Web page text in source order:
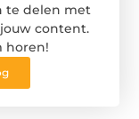
te delen met
content.
horen!